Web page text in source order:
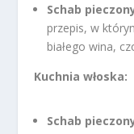
Schab
przepis, w
białego wina,
Kuchnia włoska:
Schab